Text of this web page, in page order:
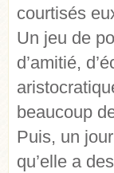
courtisés
Un jeu de
d’amitié,
beaucoup
Puis, un
qu’elle a